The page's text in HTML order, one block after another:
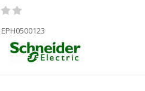
EPH0500123